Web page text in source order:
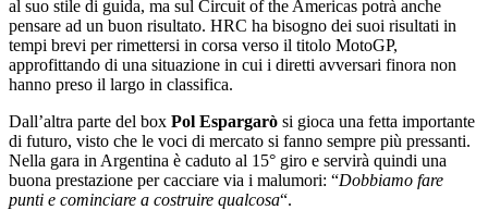
al suo stile di guida, ma sul Circuit of the Americas potrà anche
pensare ad un buon risultato. HRC ha bisogno dei suoi risultati in
tempi brevi per rimettersi in corsa verso il titolo MotoGP,
approfittando di una situazione in cui i diretti avversari finora non
hanno preso il largo in classifica.
Dall’altra parte del box Pol Espargarò si gioca una fetta importante
di futuro, visto che le voci di mercato si fanno sempre più pressanti.
Nella gara in Argentina è caduto al 15° giro e servirà quindi una
buona prestazione per cacciare via i malumori: “Dobbiamo fare
punti e cominciare a costruire qualcosa“.